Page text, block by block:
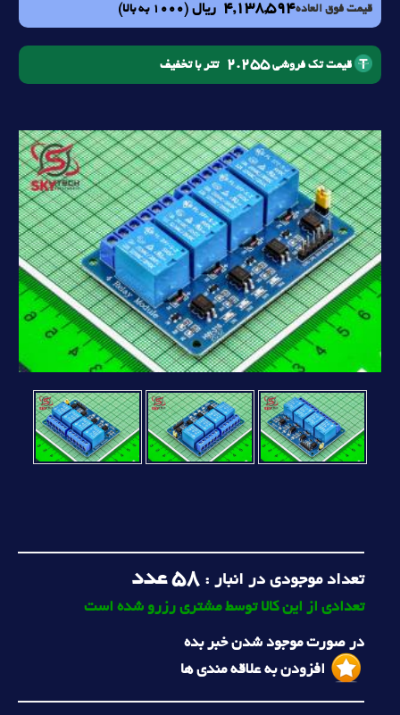
قیمت فوق العاده4,138,594 ریال (1000 به بالا)
قیمت تک فروشی2.255 تتر با تخفیف
تعداد موجودی در انبار :58 عدد
تعدادی از این کالا توسط مشتری رزرو شده است
در صورت موجود شدن خبر بده
افزودن به علاقه مندی ها